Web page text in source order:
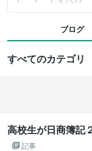
ブログ
すべてのカテゴリ
高校生が日商簿記
記事